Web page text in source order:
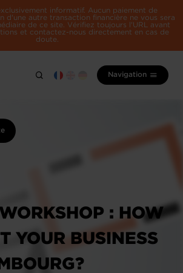
informatif. Aucun paiement de
d'une autre transaction financière ne vous sera
de ce site. Vérifiez toujours l'URL avant
et contactez-nous directement en cas de
doute.
Navigation
: HOW
YOUR BUSINESS